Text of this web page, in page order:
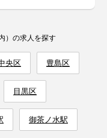
）の求人を探す
央区 豊島区
目黒区
御茶ノ水駅